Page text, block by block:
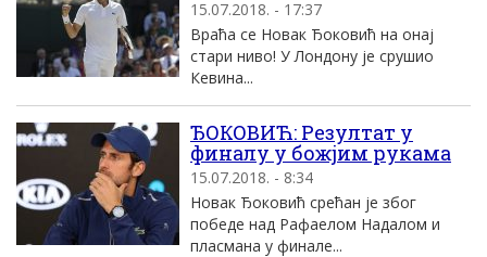
15.07.2018. - 17:37
Враћа се Новак Ђоковић на онај
стари ниво! У Лондону је срушио
Кевина...
ЂОКОВИЋ: Резултат у
финалу у божјим рукама
15.07.2018. - 8:34
Новак Ђоковић срећан је због
победе над Рафаелом Надалом и
пласмана у финале...